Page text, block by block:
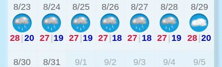
8/23
28|20
8/24
27|19
8/25
27|19
8/26
27|18
8/27
27| 18
8/28
27| 19
8/29
28|20
8/30 8/31 9/1 9/2 9/3 9/4 9/5